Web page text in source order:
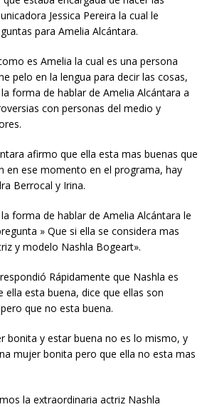
Jessica Pereira la cual le
para Amelia Alcántara.
es Amelia la cual es una persona
pelo en la lengua para decir las cosas,
forma de hablar de Amelia Alcántara a
con personas del medio y
afirmo que ella esta mas buenas que
en ese momento en el programa, hay
Berrocal y Irina.
forma de hablar de Amelia Alcántara le
» Que si ella se considera mas
y modelo Nashla Bogeart».
Rápidamente que Nashla es
ella esta buena, dice que ellas son
que no esta buena.
bonita y estar buena no es lo mismo, y
mujer bonita pero que ella no esta mas
la extraordinaria actriz Nashla